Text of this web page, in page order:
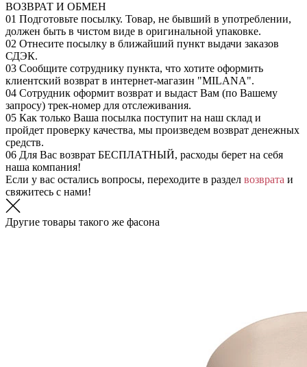
ВОЗВРАТ И ОБМЕН
01 Подготовьте посылку. Товар, не бывший в употреблении,
должен быть в чистом виде в оригинальной упаковке.
02 Отнесите посылку в ближайший пункт выдачи заказов
СДЭК.
03 Сообщите сотруднику пункта, что хотите оформить
клиентский возврат в интернет-магазин "MILANA".
04 Сотрудник оформит возврат и выдаст Вам (по Вашему
запросу) трек-номер для отслеживания.
05 Как только Ваша посылка поступит на наш склад и
пройдет проверку качества, мы произведем возврат денежных
средств.
06 Для Вас возврат БЕСПЛАТНЫЙ, расходы берет на себя
наша компания!
Если у вас остались вопросы, переходите в раздел возврата и
свяжитесь с нами!
Другие товары такого же фасона